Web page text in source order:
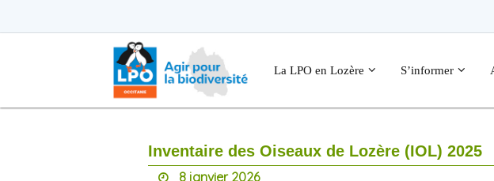
le
. La LPO en Lozère S’informer
Inventaire des Oiseaux de Lozère (IOL) 2025
8 janvier 2026